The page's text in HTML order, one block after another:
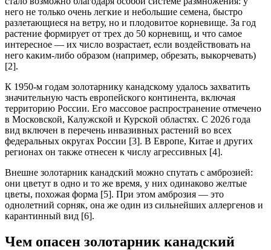
него не только очень легкие и небольшие семена, быстро
разлетающиеся на ветру, но и плодовитое корневище. За год
растение формирует от трех до 50 корневищ, и что самое
интересное — их число возрастает, если воздействовать на
него каким-либо образом (например, обрезать, выкорчевать)
[2].
К 1950-м годам золотарнику канадскому удалось захватить
значительную часть европейского континента, включая
территорию России. Его массовое распространение отмечено
в Московской, Калужской и Курской областях. С 2026 года
вид включен в перечень инвазивных растений во всех
федеральных округах России [3]. В Европе, Китае и других
регионах он также отнесен к числу агрессивных [4].
Внешне золотарник канадский можно спутать с амброзией:
они цветут в одно и то же время, у них одинаково желтые
цветы, похожая форма [5]. При этом амброзия — это
однолетний сорняк, она же один из сильнейших аллергенов и
карантинный вид [6].
Чем опасен золотарник канадский